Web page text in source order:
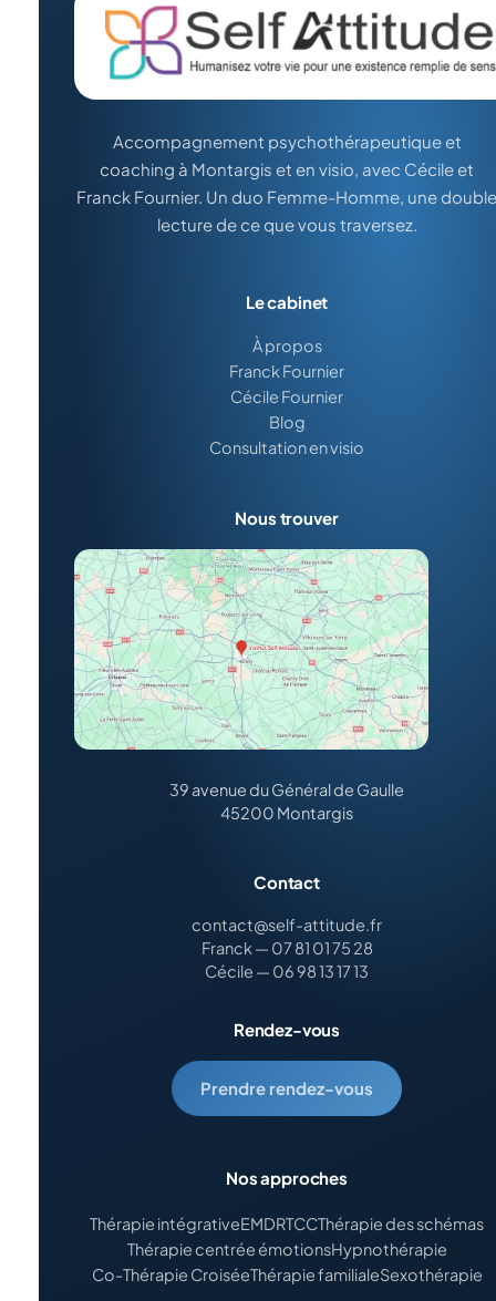
Accompagnement psychothérapeutique et
coaching à Montargis et en visio, avec Cécile et
Franck Fournier. Un duo Femme-Homme, une double
lecture de ce que vous traversez.
Le cabinet
À propos
Franck Fournier
Cécile Fournier
Blog
Consultation en visio
Nous trouver
39 avenue du Général de Gaulle
45200 Montargis
Contact
contact@self-attitude.fr
Franck — 07 81 01 75 28
Cécile — 06 98 13 17 13
Rendez-vous
Prendre rendez-vous
Nos approches
Thérapie intégrativeEMDRTCCThérapie des schémas
Thérapie centrée émotionsHypnothérapie
Co-Thérapie CroiséeThérapie familialeSexothérapie